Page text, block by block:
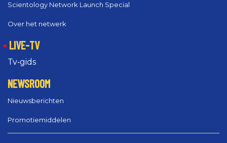
Scientology Network Launch Special
Over het netwerk
LIVE-TV
Tv‑gids
NEWSROOM
Nieuwsberichten
Promotiemiddelen